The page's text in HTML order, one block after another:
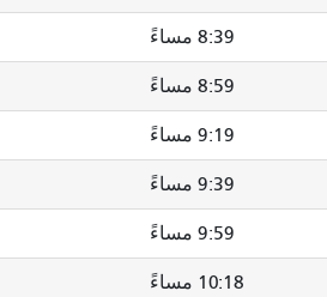
8:39 مساءً
8:59 مساءً
9:19 مساءً
9:39 مساءً
9:59 مساءً
10:18 مساءً